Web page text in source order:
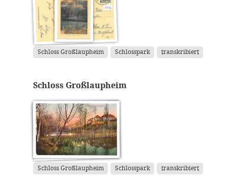
Schloss Großlaupheim Schlosspark transkribiert
Schloss Großlaupheim
Schloss Großlaupheim Schlosspark transkribiert